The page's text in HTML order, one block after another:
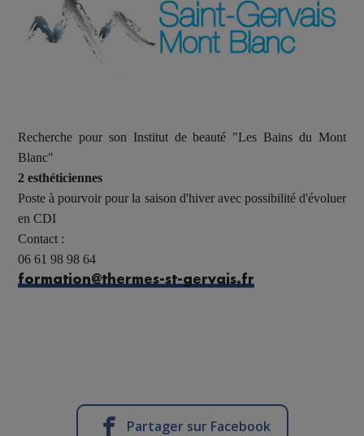
Recherche pourson Institut de beauté "Les Bains du Mont
Blanc"
2 esthéticiennes
Poste à pourvoir pour la saison d'hiver avec possibilité d'évoluer
en CDI
Contact :
06 61 98 98 64
formation@thermes-st-gervais.fr
Partager sur Facebook